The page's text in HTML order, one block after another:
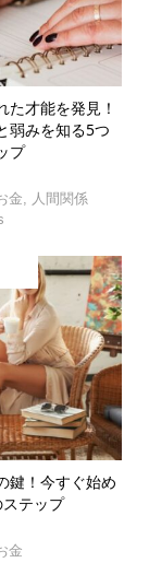
た才能を発見！
弱みを知る5つ
プ
金
人間関係
鍵！今すぐ始め
テップ
金